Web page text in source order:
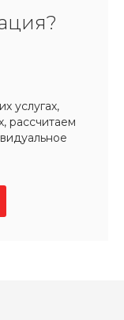
услугах,
рассчитаем